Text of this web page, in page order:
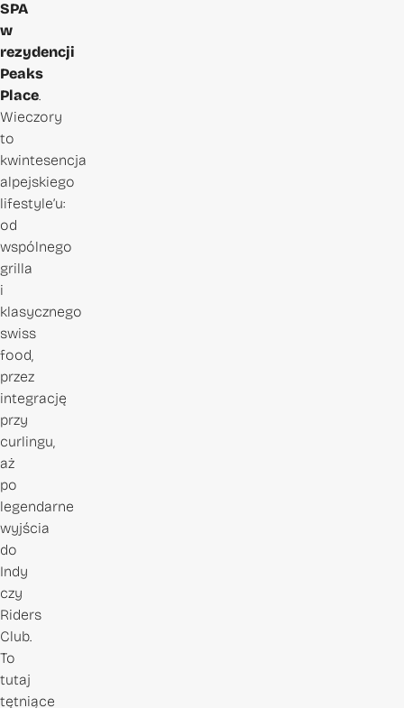
SPA
w
rezydencji
Peaks
Place.
Wieczory
to
kwintesencja
alpejskiego
lifestyle’u:
od
wspólnego
grilla
i
klasycznego
swiss
food,
przez
integrację
przy
curlingu,
aż
po
legendarne
wyjścia
do
Indy
czy
Riders
Club.
To
tutaj
tętniące